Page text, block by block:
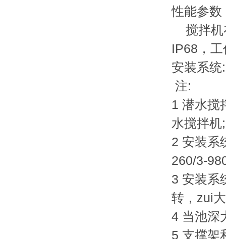
性能参
搅拌机
IP68，工
安装系统:
注:
1 潜水搅
水搅拌
2 安装系
260/3-
3 安装系
转，zui
4 当池深
5 支撑架